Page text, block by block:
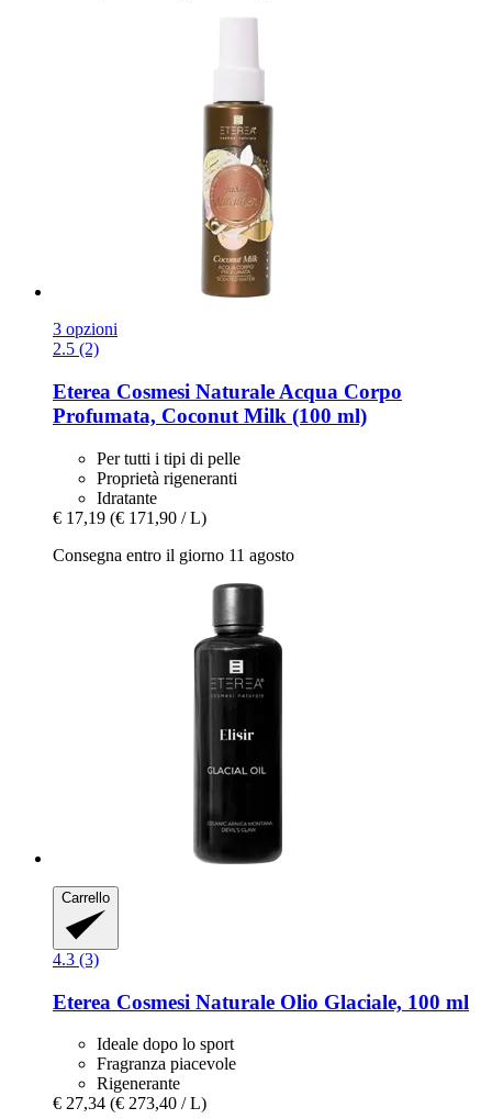
3 opzioni
2.5 (2)
Eterea Cosmesi Naturale Acqua Corpo
Profumata, Coconut Milk (100 ml)
Per tutti i tipi di pelle
Proprietà rigeneranti
Idratante
€ 17,19 (€ 171,90 / L)
Consegna entro il giorno 11 agosto
Carrello
4.3 (3)
Eterea Cosmesi Naturale Olio Glaciale, 100 ml
Ideale dopo lo sport
Fragranza piacevole
Rigenerante
€ 27,34 (€ 273,40 / L)